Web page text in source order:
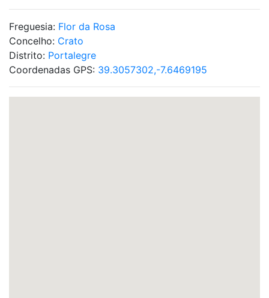
Freguesia: Flor da Rosa
Concelho: Crato
Distrito: Portalegre
Coordenadas GPS: 39.3057302,-7.6469195